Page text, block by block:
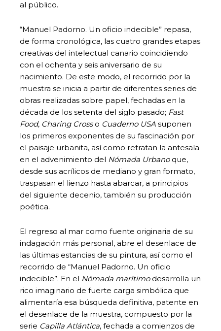
al público.
“Manuel Padorno. Un oficio indecible” repasa,
de forma cronológica, las cuatro grandes etapas
creativas del intelectual canario coincidiendo
con el ochenta y seis aniversario de su
nacimiento. De este modo, el recorrido por la
muestra se inicia a partir de diferentes series de
obras realizadas sobre papel, fechadas en la
década de los setenta del siglo pasado; Fast
Food, Charing Crosso Cuaderno USA suponen
los primeros exponentes de su fascinación por
el paisaje urbanita, así como retratan la antesala
en el advenimiento del Nómada Urbanoque,
desde sus acrílicos de mediano y gran formato,
traspasan el lienzo hasta abarcar, a principios
del siguiente decenio, también su producción
poética.
El regreso al mar como fuente originaria de su
indagación más personal, abre el desenlace de
las últimas estancias de su pintura, así como el
recorrido de “Manuel Padorno. Un oficio
indecible”. En el Nómada marítimodesarrolla un
rico imaginario de fuerte carga simbólica que
alimentaría esa búsqueda definitiva, patente en
el desenlace de la muestra, compuesto por la
serie Capilla Atlántica, fechada a comienzos de